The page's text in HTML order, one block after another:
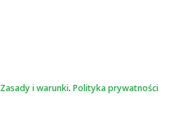
Zasady i warunki. Polityka prywatności